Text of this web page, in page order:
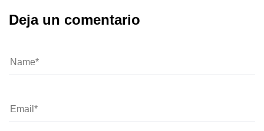
Deja un comentario